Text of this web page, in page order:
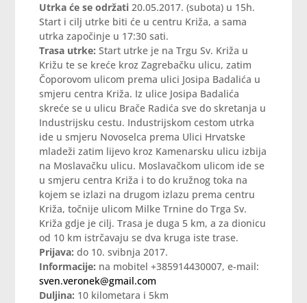
Utrka će se održati20.05.2017. (subota) u 15h.
Start i cilj utrke biti će u centru Križa, a sama
utrka započinje u 17:30 sati.
Trasa utrke: Start utrke je na Trgu Sv. Križa u
Križu te se kreće kroz Zagrebačku ulicu, zatim
Čoporovom ulicom prema ulici Josipa Badalića u
smjeru centra Križa. Iz ulice Josipa Badalića
skreće se u ulicu Brače Radića sve do skretanja u
Industrijsku cestu. Industrijskom cestom utrka
ide u smjeru Novoselca prema Ulici Hrvatske
mladeži zatim lijevo kroz Kamenarsku ulicu izbija
na Moslavačku ulicu. Moslavačkom ulicom ide se
u smjeru centra Križa i to do kružnog toka na
kojem se izlazi na drugom izlazu prema centru
Križa, točnije ulicom Milke Trnine do Trga Sv.
Križa gdje je cilj. Trasa je duga 5 km, a za dionicu
od 10 km istrčavaju se dva kruga iste trase.
Prijava: do 10. svibnja 2017.
Informacije: na mobitel +385914430007, e-mail:
sven.veronek@gmail.com
Duljina: 10 kilometara i 5km